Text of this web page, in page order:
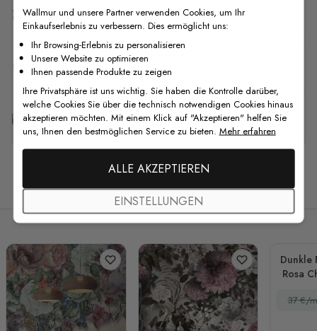
Versand & Rückgabe
F.A.Q
Kostenlose Anpassung
Verwandte Produkte
Dunkle
Rosa
37 €/
Wallmur und unsere Partner verwenden Cookies, um Ihr
Einkaufserlebnis zu verbessern. Dies ermöglicht uns:
Ihr Browsing-Erlebnis zu personalisieren
Unsere Website zu optimieren
Ihnen passende Produkte zu zeigen
Ihre Privatsphäre ist uns wichtig. Sie haben die Kontrolle darüber,
welche Cookies Sie über die technisch notwendigen Cookies hinaus
akzeptieren möchten. Mit einem Klick auf "Akzeptieren" helfen Sie
uns, Ihnen den bestmöglichen Service zu bieten. Mehr erfahren
ALLE AKZEPTIEREN
EINSTELLUNGEN